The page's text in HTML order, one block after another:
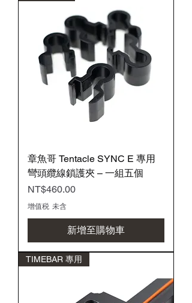
章魚哥 Tentacle SYNC E 專用
彎頭纜線鎖護夾 – 一組五個
價格
NT$460.00
增值税 未含
新增至購物車
TIMEBAR 專用